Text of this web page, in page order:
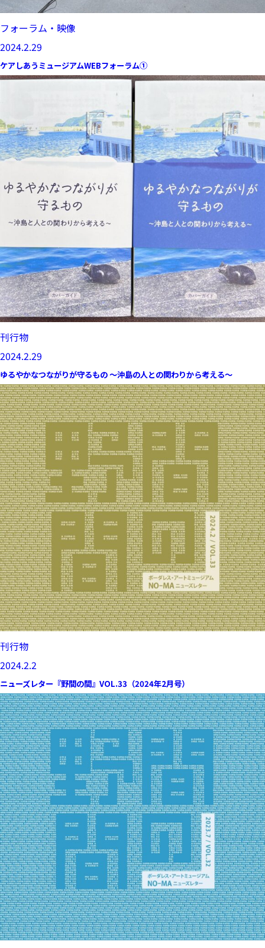
フォーラム・映像
2024.2.29
ケアしあうミュージアムWEBフォーラム①
刊行物
2024.2.29
ゆるやかなつながりが守るもの ～沖島の人との関わりから考える～
刊行物
2024.2.2
ニューズレター『野間の間』VOL.33（2024年2月号）